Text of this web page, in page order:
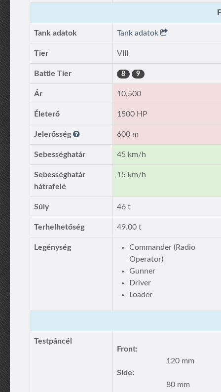
Tank adatok Tank adatok
Tier VIII
Battle Tier 8 9
Ár 10,500
Életerő 1500 HP
Jelerősség 600 m
Sebességhatár 45 km/h
Sebességhatár
hátrafelé
15 km/h
Súly 46 t
Terhelhetőség 49.00 t
Legénység
Commander (Radio
Operator)
Gunner
Driver
Loader
Testpáncél
Front:
120 mm
Side:
80 mm